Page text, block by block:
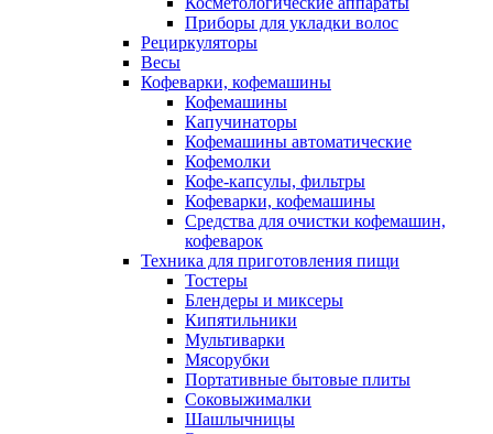
Приборы для укладки волос
Рециркуляторы
Весы
Кофеварки, кофемашины
Кофемашины
Капучинаторы
Кофемашины автоматические
Кофемолки
Кофе-капсулы, фильтры
Кофеварки, кофемашины
Средства для очистки кофемашин,
кофеварок
Техника для приготовления пищи
Тостеры
Блендеры и миксеры
Кипятильники
Мультиварки
Мясорубки
Портативные бытовые плиты
Соковыжималки
Шашлычницы